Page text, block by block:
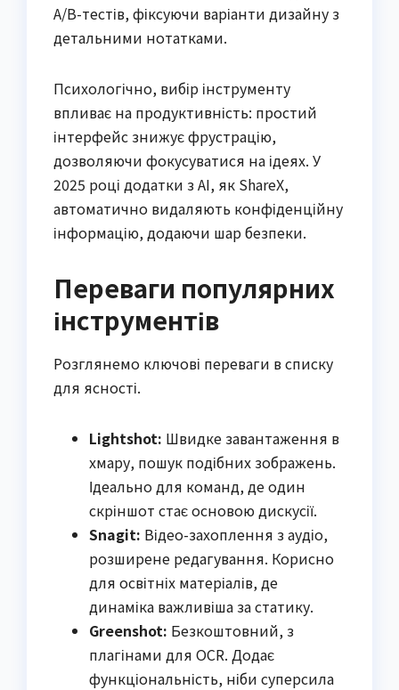
A/B-тестів, фіксуючи варіанти дизайну з
детальними нотатками.
Психологічно, вибір інструменту
впливає на продуктивність: простий
інтерфейс знижує фрустрацію,
дозволяючи фокусуватися на ідеях. У
2025 році додатки з AI, як ShareX,
автоматично видаляють конфіденційну
інформацію, додаючи шар безпеки.
Переваги популярних
інструментів
Розглянемо ключові переваги в списку
для ясності.
Lightshot: Швидке завантаження в
хмару, пошук подібних зображень.
Ідеально для команд, де один
скріншот стає основою дискусії.
Snagit: Відео-захоплення з аудіо,
розширене редагування. Корисно
для освітніх матеріалів, де
динаміка важливіша за статику.
Greenshot: Безкоштовний, з
плагінами для OCR. Додає
функціональність, ніби суперсила